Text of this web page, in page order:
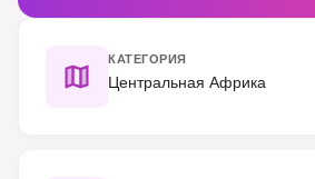
КАТЕГОРИЯ
Центральная Африка